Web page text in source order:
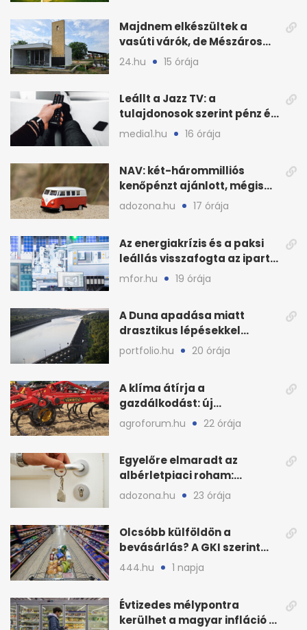
Majdnem elkészültek a
vasúti várók, de Mészáros
bizalmasa leromboltatja
24.hu 15 órája
Leállt a Jazz TV: a
tulajdonosok szerint pénz és
szabályok döntöttek
media1.hu 16 órája
NAV: két-hárommilliós
kenőpénzt ajánlott, mégis
lefoglalták a hamis árut
adozona.hu 17 órája
Az energiakrízis és a paksi
leállás visszafogta az ipart,
nyáron kisebb a kár
mfor.hu 19 órája
A Duna apadása miatt
drasztikus lépésekkel
védenék a cernavodăi
atomerőművet
portfolio.hu 20 órája
A klíma átírja a
gazdálkodást: új
megoldásokat keres a
mezőgazdaság
agroforum.hu 22 órája
Egyelőre elmaradt az
albérletpiaci roham:
ennyibe kerülnek a kiadó
adozona.hu 23 órája
Olcsóbb külföldön a
bevásárlás? A GKI szerint
zárkózott a magyar árszint
444.hu 1 napja
Évtizedes mélypontra
kerülhet a magyar infláció a